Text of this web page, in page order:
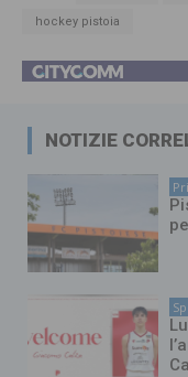
hockey pistoia
NOTIZIE